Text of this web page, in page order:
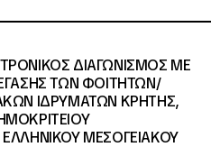
ΔΙΑΓΩΝΙΣΜΟΣ ΜΕ
ΤΩΝ ΦΟΙΤΗΤΩΝ/
ΙΔΡΥΜΑΤΩΝ KΡΗΤΗΣ,
ΜΕΣΟΓΕΙΑΚΟΥ